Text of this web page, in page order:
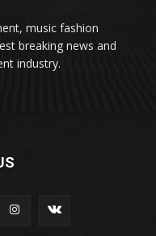
music fashion
breaking news and
industry.